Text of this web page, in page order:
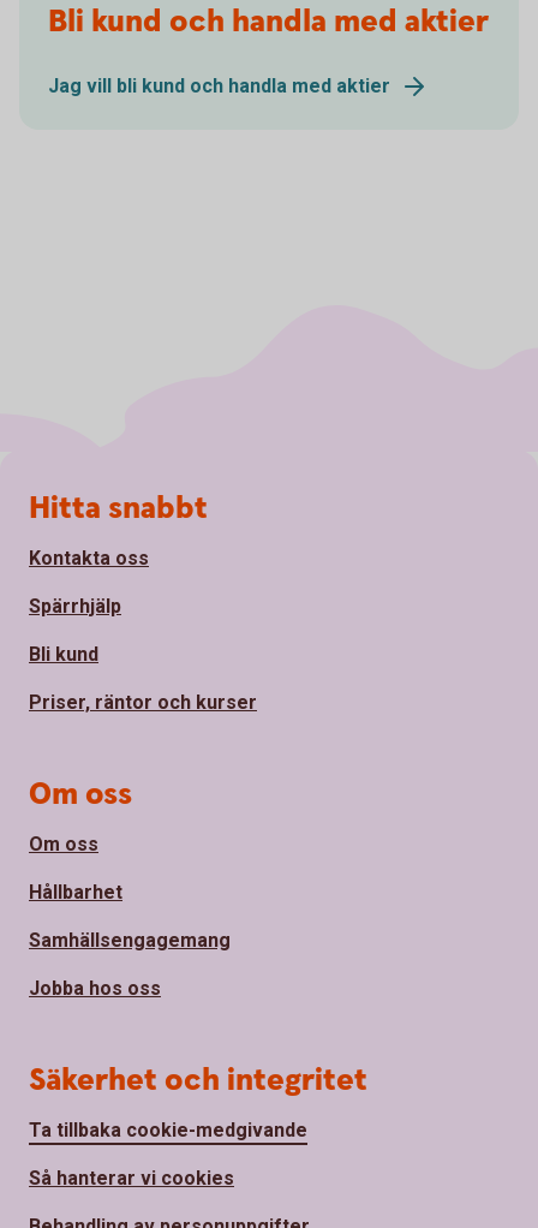
Bli kund och handla med aktier
Jag vill bli kund och handla med aktier
Sidfot
Hitta snabbt
Kontakta oss
Spärrhjälp
Bli kund
Priser, räntor och kurser
Om oss
Om oss
Hållbarhet
Samhällsengagemang
Jobba hos oss
Säkerhet och integritet
Ta tillbaka cookie-medgivande
Så hanterar vi cookies